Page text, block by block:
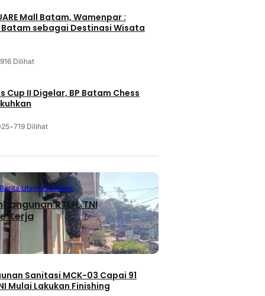
Mall Batam, Wamenpar :
Batam sebagai Destinasi Wisata
916 Dilihat
Cup II Digelar, BP Batam Chess
•719 Dilihat
UtamaNasional
RTLH, TNI
Kerja
Sanitasi MCK-03 Capai 91
Mulai Lakukan Finishing